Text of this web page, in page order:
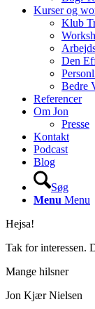
Kurser og
Klub
Den
Bedre
Referencer
Om Jon
Presse
Kontakt
Podcast
Blog
Søg
Menu Menu
Hejsa!
Tak for interessen.
Mange hilsner
Jon Kjær Nielsen